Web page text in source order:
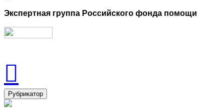
Экспертная группа Российского фонда помощи
Рубрикатор